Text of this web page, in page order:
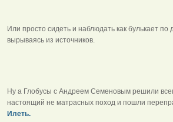
Или просто сидеть и наблюдать как булькает по
вырываясь из источников.
Ну а Глобусы с Андреем Семеновым решили
настоящий не матрасных поход и пошли
Илеть.